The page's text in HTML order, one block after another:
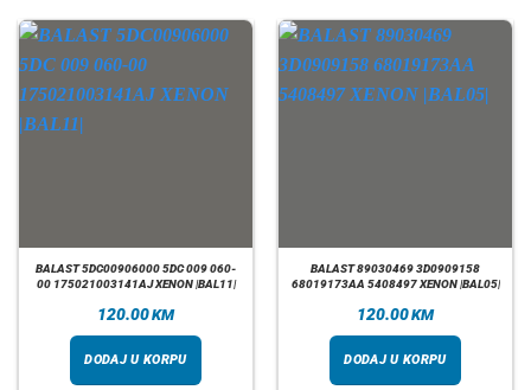
BALAST 5DC00906000 5DC 009 060-
00 175021003141AJ XENON |BAL11|
120.00KM
DODAJ U KORPU
BALAST 89030469 3D0909158
68019173AA 5408497 XENON |BAL05|
120.00KM
DODAJ U KORPU